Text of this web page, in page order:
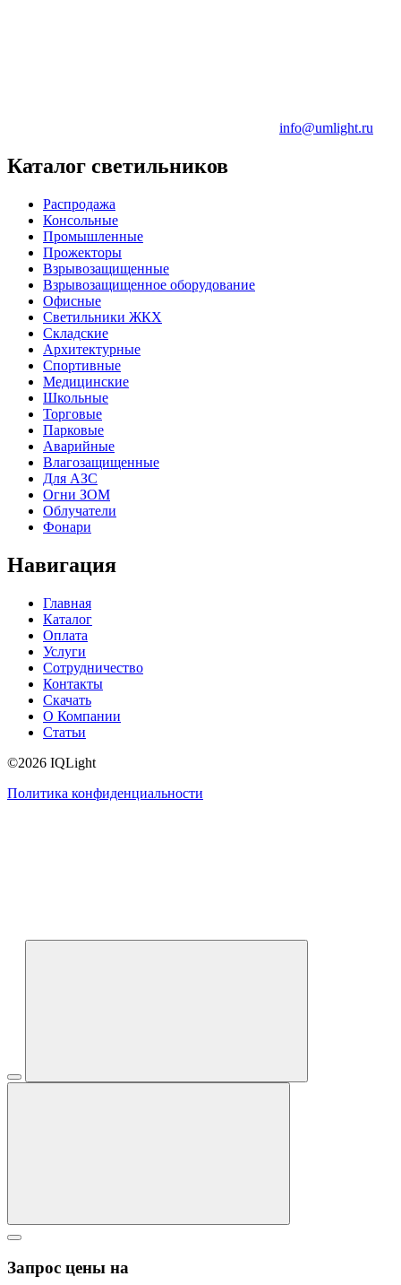
info@umlight.ru
Каталог светильников
Распродажа
Консольные
Промышленные
Прожекторы
Взрывозащищенные
Взрывозащищенное оборудование
Офисные
Cветильники ЖКХ
Складские
Архитектурные
Спортивные
Медицинские
Школьные
Торговые
Парковые
Аварийные
Влагозащищенные
Для АЗС
Огни ЗОМ
Облучатели
Фонари
Навигация
Главная
Каталог
Оплата
Услуги
Сотрудничество
Контакты
Скачать
О Компании
Статьи
©2026 IQLight
Политика конфиденциальности
Запрос цены на